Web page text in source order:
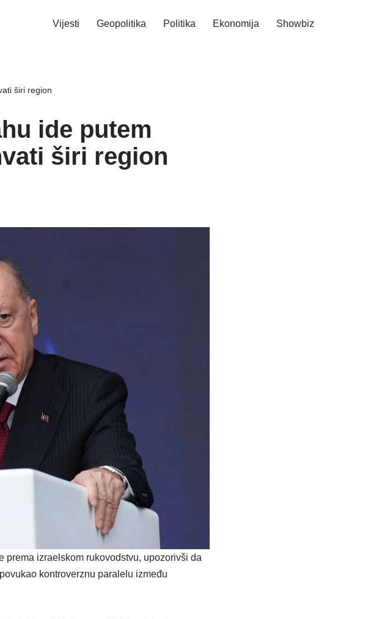
Vijesti Geopolitika Politika Ekonomija Showbiz
širi region
ide putem
širi region
prema izraelskom rukovodstvu, upozorivši da
kontroverznu paralelu između